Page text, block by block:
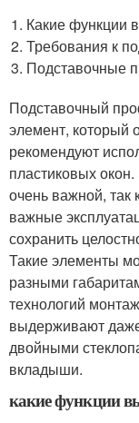
Какие функции
Требования к
Подставочные
Подставочный
элемент, который
рекомендуют
пластиковых
очень важной, так
важные
сохранить
Такие элементы
разными
технологий
выдерживают
двойными
вкладыши.
какие функции